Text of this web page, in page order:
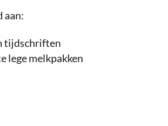
aan:
tijdschriften
lege melkpakken